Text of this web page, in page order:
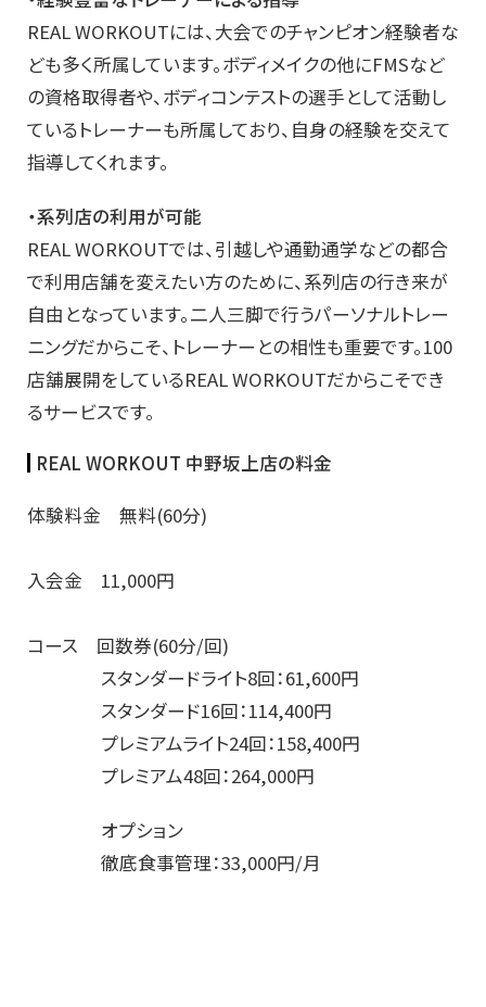
REAL WORKOUTには、大会でのチャンピオン経験者な
ども多く所属しています。ボディメイクの他にFMSなど
の資格取得者や、ボディコンテストの選手として活動し
ているトレーナーも所属しており、自身の経験を交えて
指導してくれます。
・系列店の利用が可能
REAL WORKOUTでは、引越しや通勤通学などの都合
で利用店舗を変えたい方のために、系列店の行き来が
自由となっています。二人三脚で行うパーソナルトレー
ニングだからこそ、トレーナーとの相性も重要です。100
店舗展開をしているREAL WORKOUTだからこそでき
るサービスです。
REAL WORKOUT 中野坂上店の料金
体験料金 無料(60分)
入会金 11,000円
コース 回数券(60分/回)
スタンダードライト8回：61,600円
スタンダード16回：114,400円
プレミアムライト24回：158,400円
プレミアム48回：264,000円
オプション
徹底食事管理：33,000円/月